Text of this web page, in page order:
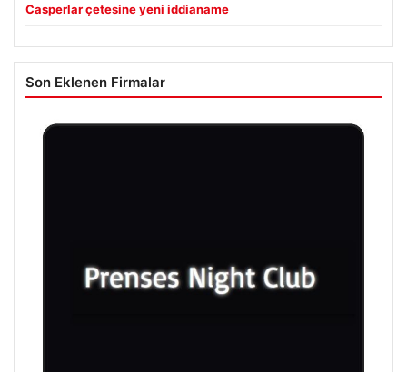
Casperlar çetesine yeni iddianame
Son Eklenen Firmalar